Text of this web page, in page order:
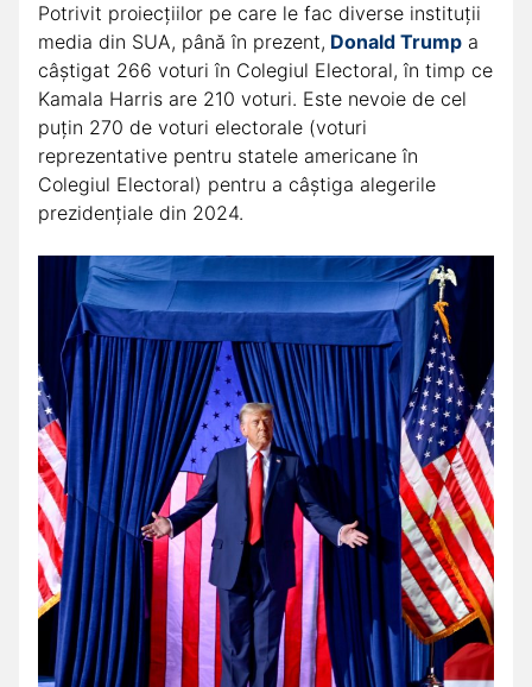
Potrivit proiecţiilor pe care le fac diverse instituţii
media din SUA, până în prezent, Donald Trump a
câştigat 266 voturi în Colegiul Electoral, în timp ce
Kamala Harris are 210 voturi. Este nevoie de cel
puţin 270 de voturi electorale (voturi
reprezentative pentru statele americane în
Colegiul Electoral) pentru a câştiga alegerile
prezidenţiale din 2024.